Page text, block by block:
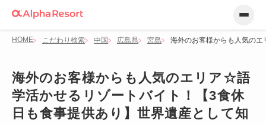
HOME こだわり検索 中国 広島県 宮島 海外のお客様からも人気の
海外のお客様からも人気のエリア☆語
学活かせるリゾートバイト！【3食休
日も食事提供あり】世界遺産として知